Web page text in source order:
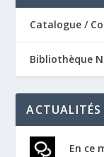
Catalogue /
Bibliothèque
ACTUALITÉS
En ce